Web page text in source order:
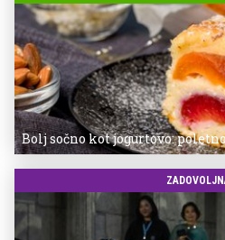
Bolj sočno kot jogurtovo: